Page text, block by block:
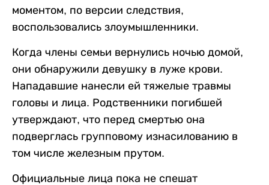
моментом, по версии следствия,
воспользовались злоумышленники.
Когда члены семьи вернулись ночью домой,
они обнаружили девушку в луже крови.
Нападавшие нанесли ей тяжелые травмы
головы и лица. Родственники погибшей
утверждают, что перед смертью она
подверглась групповому изнасилованию в
том числе железным прутом.
Официальные лица пока не спешат